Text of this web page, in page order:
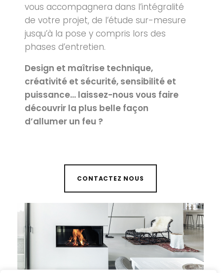
vous accompagnera dans l’intégralité
de votre projet, de l’étude sur-mesure
jusqu’à la pose y compris lors des
phases d’entretien.
Design et maîtrise technique,
créativité et sécurité, sensibilité et
puissance… laissez-nous vous faire
découvrir la plus belle façon
d’allumer un feu ?
CONTACTEZ NOUS